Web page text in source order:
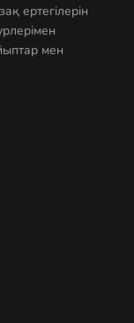
ертегілерін
мен